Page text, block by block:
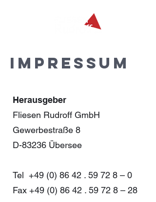
IMPRESSUM
Herausgeber
Fliesen Rudroff GmbH
Gewerbestraße 8
D-83236 Übersee
Tel +49 (0) 86 42 . 59 72 8 – 0
Fax +49 (0) 86 42 . 59 72 8 – 28